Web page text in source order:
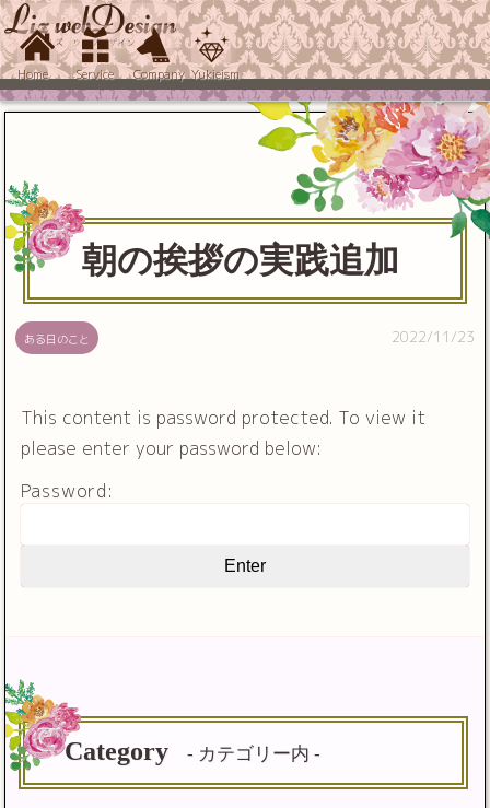
Home Service Company Yukieism
朝の挨拶の実践追加
ある日のこと 2022/11/23
This content is password protected. To view it
please enter your password below:
Password:
Category - カテゴリー内 -